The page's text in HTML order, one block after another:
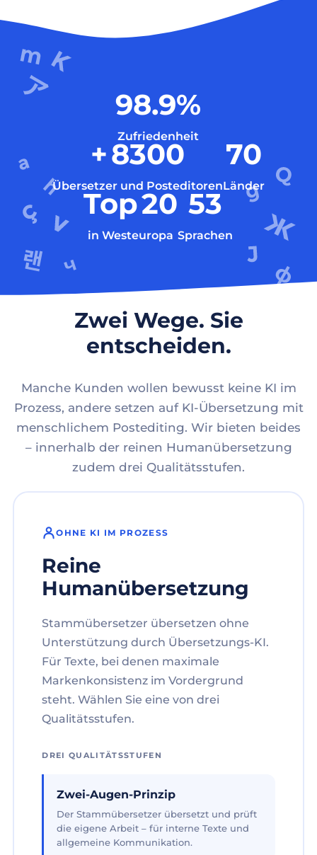
98.9%
Zufriedenheit
+8300
Übersetzer und Posteditoren
70
Länder
Top20
in Westeuropa
53
Sprachen
Zwei Wege. Sie
entscheiden.
Manche Kunden wollen bewusst keine KI im
Prozess, andere setzen auf KI-Übersetzung mit
menschlichem Postediting. Wir bieten beides
– innerhalb der reinen Humanübersetzung
zudem drei Qualitätsstufen.
OHNE KI IM PROZESS
Reine
Humanübersetzung
Stammübersetzer übersetzen ohne
Unterstützung durch Übersetzungs-KI.
Für Texte, bei denen maximale
Markenkonsistenz im Vordergrund
steht. Wählen Sie eine von drei
Qualitätsstufen.
DREI QUALITÄTSSTUFEN
Zwei-Augen-Prinzip
Der Stammübersetzer übersetzt und prüft
die eigene Arbeit – für interne Texte und
allgemeine Kommunikation.